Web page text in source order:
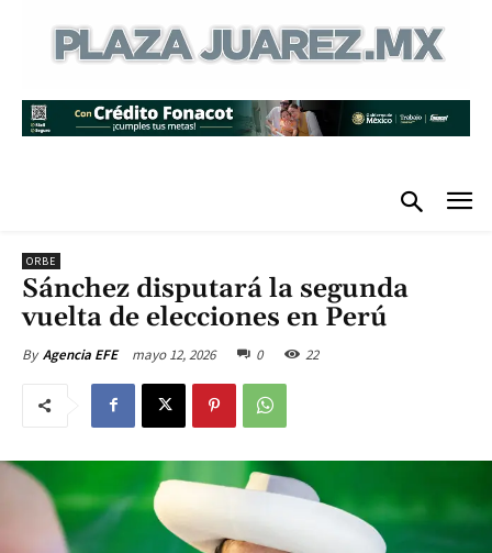
ORBE
Sánchez disputará la segunda
vuelta de elecciones en Perú
By Agencia EFE mayo 12, 2026 0 22